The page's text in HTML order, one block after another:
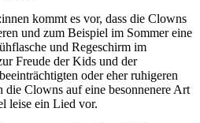
kommt es vor, dass die Clowns
und zum Beispiel im Sommer eine
und Regeschirm im
Freude der Kids und der
oder eher ruhigeren
die Clowns auf eine besonnenere Art
leise ein Lied vor.